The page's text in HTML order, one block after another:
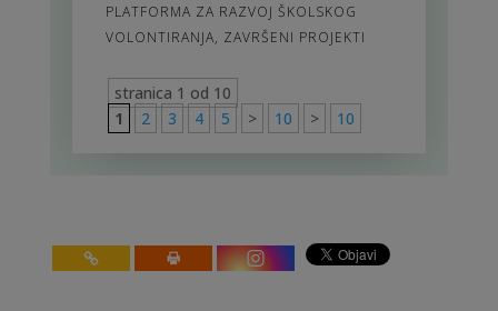
PLATFORMA ZA RAZVOJ ŠKOLSKOG
VOLONTIRANJA, ZAVRŠENI PROJEKTI
stranica 1 od 10
1
2 3 4 5 > 10 > 10